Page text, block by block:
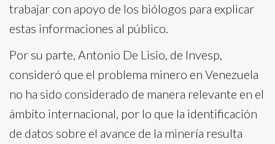
trabajar con apoyo de los biólogos para explicar
estas informaciones al público.
Por su parte, Antonio De Lisio, de Invesp,
consideró que el problema minero en Venezuela
no ha sido considerado de manera relevante en el
ámbito internacional, por lo que la identificación
de datos sobre el avance de la minería resulta